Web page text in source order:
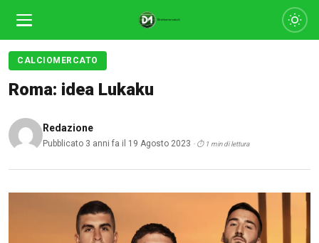
CALCIOMERCATO
Roma: idea Lukaku
Redazione
Pubblicato 3 anni fa il 19 Agosto 2023 · ⏱ 1 min di lettura